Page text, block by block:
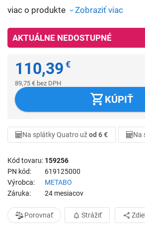
viac o produkte Zobraziť viac
AKTUÁLNE NEDOSTUPNÉ
110,39 €
89,75 € bez DPH
KÚPIŤ
Na splátky Quatro užod 6 €
Kód tovaru 159256
PN kód
619125000
Výrobca
METABO
Záruka
24 mesiacov
Porovnať Strážiť